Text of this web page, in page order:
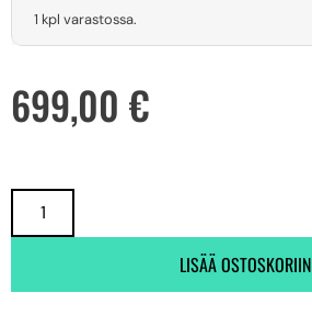
1 kpl varastossa.
699,00 €
LISÄÄ OSTOSKORIIN